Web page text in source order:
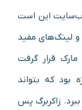
این است
لینک‌های مفید
قرار گرفت
بود که بتواند
زاکربرگ پس